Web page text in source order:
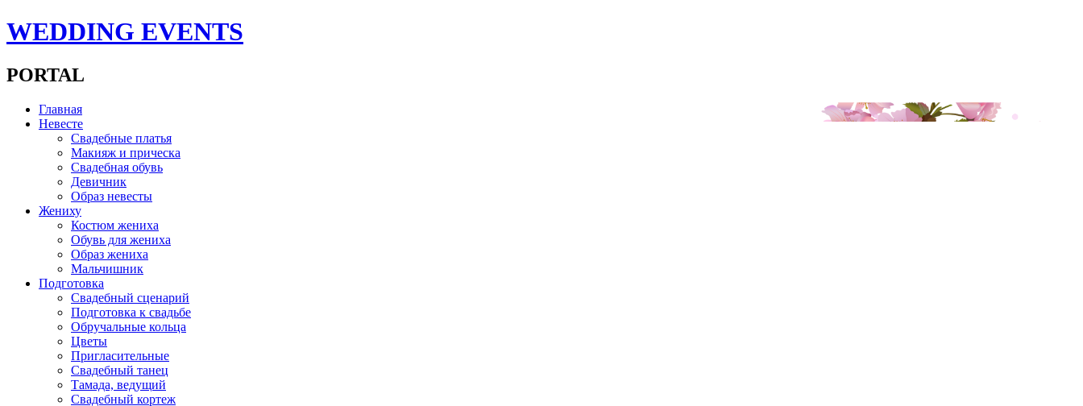
WEDDING EVENTS
PORTAL
Главная
Невесте
Свадебные платья
Макияж и прическа
Свадебная обувь
Девичник
Образ невесты
Жениху
Костюм жениха
Обувь для жениха
Образ жениха
Мальчишник
Подготовка
Свадебный сценарий
Подготовка к свадьбе
Обручальные кольца
Цветы
Пригласительные
Свадебный танец
Тамада, ведущий
Свадебный кортеж